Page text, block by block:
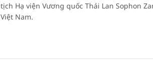
tịch Hạ viện Vương quốc Thái Lan Sophon
Việt Nam.